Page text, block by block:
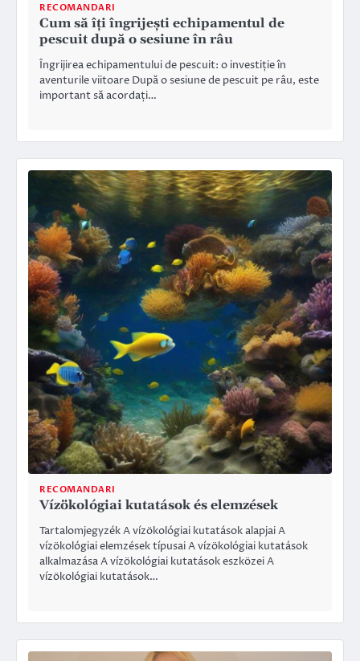
RECOMANDARI
Cum să îți îngrijești echipamentul de
pescuit după o sesiune în râu
Îngrijirea echipamentului de pescuit: o investiție în
aventurile viitoare După o sesiune de pescuit pe râu, este
important să acordați…
RECOMANDARI
Vízökológiai kutatások és elemzések
Tartalomjegyzék A vízökológiai kutatások alapjai A
vízökológiai elemzések típusai A vízökológiai kutatások
alkalmazása A vízökológiai kutatások eszközei A
vízökológiai kutatások…